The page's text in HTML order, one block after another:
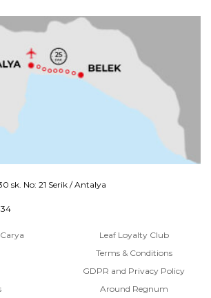
sk. No: 21 Serik / Antalya
Leaf Loyalty Club
Terms & Conditions
GDPR and Privacy Policy
Around Regnum